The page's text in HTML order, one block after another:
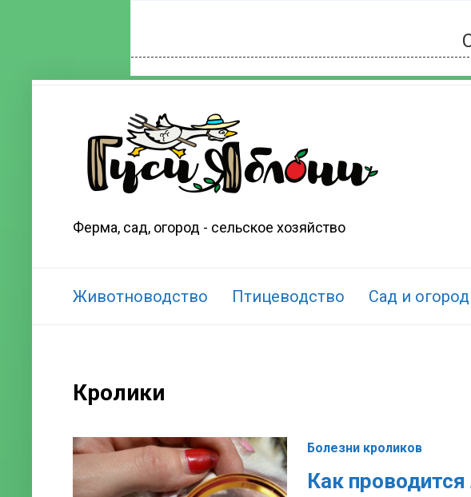
Ферма, сад, огород - сельское хозяйство
Животноводство Птицеводство Сад и огород
Кролики
Болезни кроликов
Как